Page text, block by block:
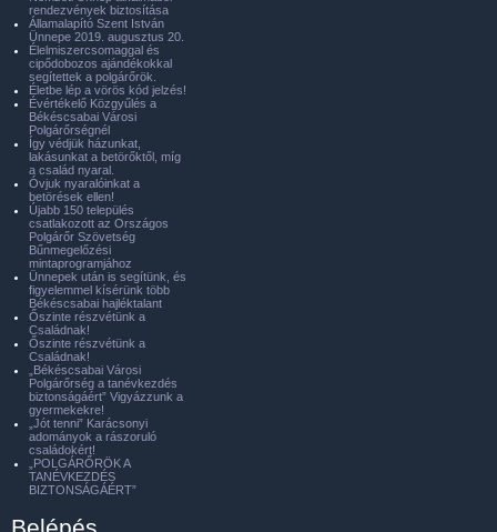
rendezvények biztosítása
Államalapító Szent István
Ünnepe 2019. augusztus 20.
Élelmiszercsomaggal és
cipődobozos ajándékokkal
segítettek a polgárőrök.
Életbe lép a vörös kód jelzés!
Évértékelő Közgyűlés a
Békéscsabai Városi
Polgárőrségnél
Így védjük házunkat,
lakásunkat a betörőktől, míg
a család nyaral.
Óvjuk nyaralóinkat a
betörések ellen!
Újabb 150 település
csatlakozott az Országos
Polgárőr Szövetség
Bűnmegelőzési
mintaprogramjához
Ünnepek után is segítünk, és
figyelemmel kísérünk több
Békéscsabai hajléktalant
Őszinte részvétünk a
Családnak!
Őszinte részvétünk a
Családnak!
„Békéscsabai Városi
Polgárőrség a tanévkezdés
biztonságáért” Vigyázzunk a
gyermekekre!
„Jót tenni” Karácsonyi
adományok a rászoruló
családokért!
„POLGÁRŐRÖK A
TANÉVKEZDÉS
BIZTONSÁGÁÉRT”